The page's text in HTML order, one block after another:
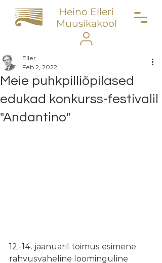
Heino Elleri
Muusikakool
Meie puhkpilliõpilased
edukad konkurss-festivalil
"Andantino"
Eller
Feb 2, 2022
12.-14. jaanuaril toimus esimene
rahvusvaheline loominguline